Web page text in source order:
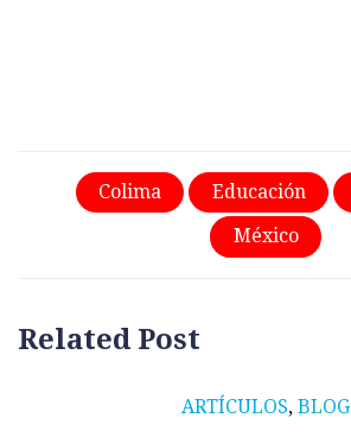
Colima Educación
México
Related Post
ARTÍCULOS, BLOG